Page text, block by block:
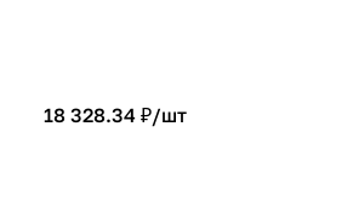
18 328.34 ₽/шт